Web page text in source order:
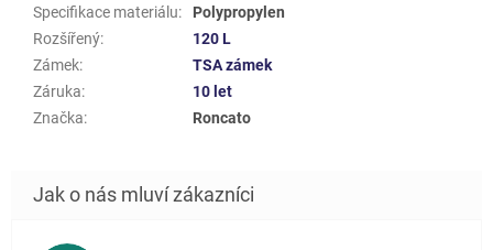
Specifikace materiálu:
Polypropylen
Rozšířený:
120 L
Zámek:
TSA zámek
Záruka:
10 let
Značka: Roncato